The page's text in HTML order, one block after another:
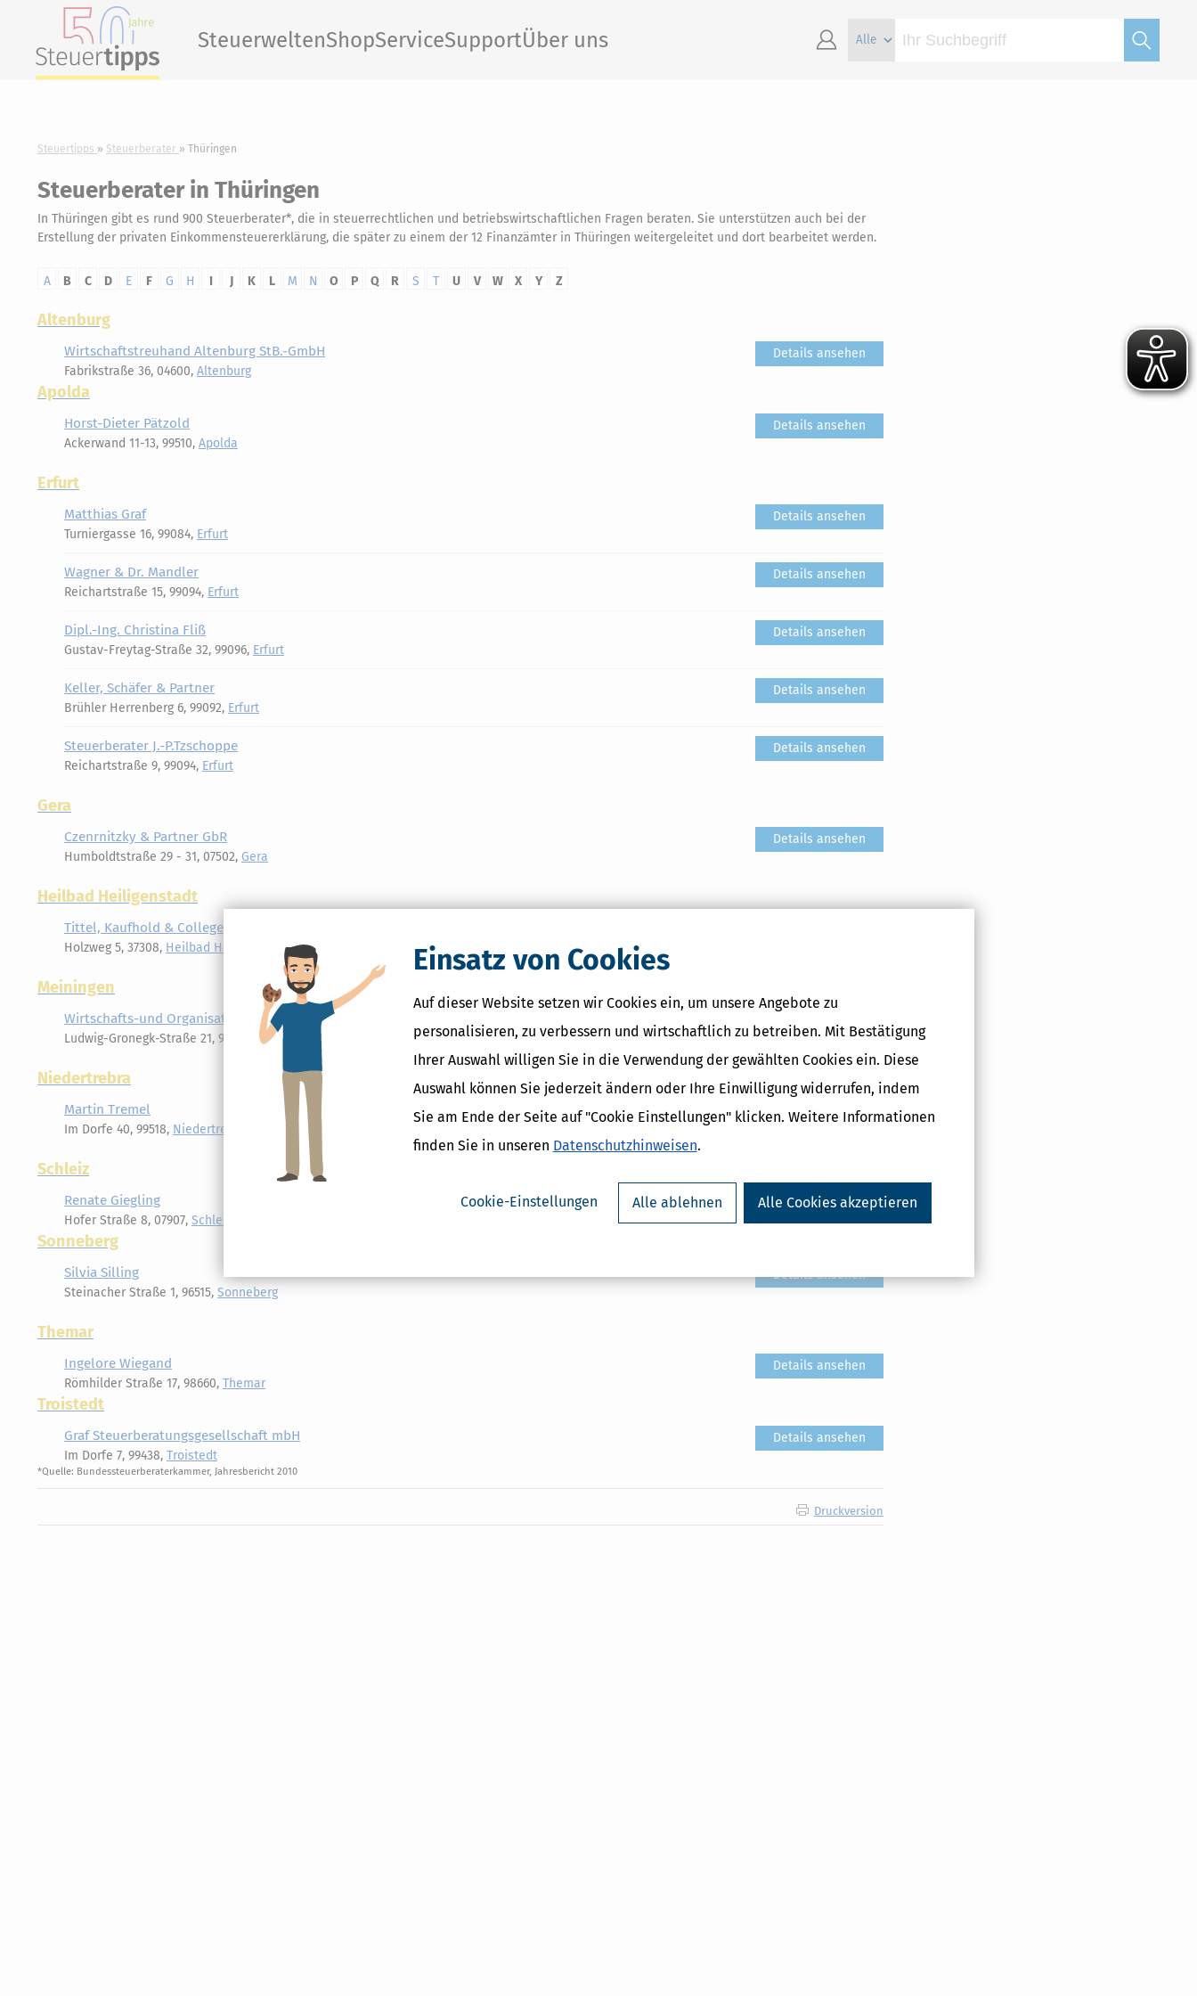
Einsatz von Cookies
Auf dieser Website setzen wir Cookies ein, um unsere Angebote zu
personalisieren, zu verbessern und wirtschaftlich zu betreiben. Mit Bestätigung
Ihrer Auswahl willigen Sie in die Verwendung der gewählten Cookies ein. Diese
Auswahl können Sie jederzeit ändern oder Ihre Einwilligung widerrufen, indem
Sie am Ende der Seite auf "Cookie Einstellungen" klicken. Weitere Informationen
finden Sie in unseren Datenschutzhinweisen.
Cookie-Einstellungen Alle ablehnen Alle Cookies akzeptieren
SteuerweltenShopServiceSupportÜber uns
Steuertipps Steuerberater Thüringen
Steuerberater in Thüringen
In Thüringen gibt es rund 900 Steuerberater*, die in steuerrechtlichen und betriebswirtschaftlichen Fragen beraten. Sie unterstützen auch bei der
Erstellung der privaten Einkommensteuererklärung, die später zu einem der 12 Finanzämter in Thüringen weitergeleitet und dort bearbeitet werden.
A B C D E F G H I J K L M N O P Q R S T U V W X Y Z
Altenburg
Wirtschaftstreuhand Altenburg StB.-GmbH
Fabrikstraße 36, 04600, Altenburg
Details ansehen
Apolda
Horst-Dieter Pätzold
Ackerwand 11-13, 99510, Apolda
Details ansehen
Erfurt
Matthias Graf
Turniergasse 16, 99084, Erfurt
Details ansehen
Wagner & Dr. Mandler
Reichartstraße 15, 99094, Erfurt
Details ansehen
Dipl.-Ing. Christina Fliß
Gustav-Freytag-Straße 32, 99096, Erfurt
Details ansehen
Keller, Schäfer & Partner
Brühler Herrenberg 6, 99092, Erfurt
Details ansehen
Steuerberater J.-P.Tzschoppe
Reichartstraße 9, 99094, Erfurt
Details ansehen
Gera
Czenrnitzky & Partner GbR
Humboldtstraße 29 - 31, 07502, Gera
Details ansehen
Heilbad Heiligenstadt
Tittel, Kaufhold & Collegen GmbH
Holzweg 5, 37308, Heilbad Heiligenstadt
Meiningen
Wirtschafts-und Organisationsberatu
Ludwig-Gronegk-Straße 21, 98617, Meiningen
Niedertrebra
Martin Tremel
Im Dorfe 40, 99518, Niedertrebra
Details ansehen
Schleiz
Renate Giegling
Hofer Straße 8, 07907, Schleiz
Details ansehen
Sonneberg
Silvia Silling
Steinacher Straße 1, 96515, Sonneberg
Details ansehen
Themar
Ingelore Wiegand
Römhilder Straße 17, 98660, Themar
Details ansehen
Troistedt
Graf Steuerberatungsgesellschaft mbH
Im Dorfe 7, 99438, Troistedt
Details ansehen
*Quelle: Bundessteuerberaterkammer, Jahresbericht 2010
Druckversion